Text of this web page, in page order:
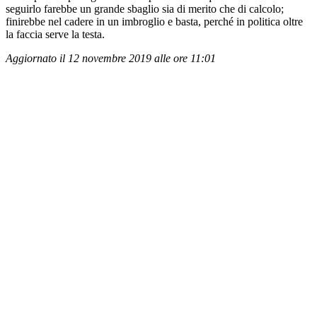
seguirlo farebbe un grande sbaglio sia di merito che di calcolo;
finirebbe nel cadere in un imbroglio e basta, perché in politica oltre
la faccia serve la testa.
Aggiornato il 12 novembre 2019 alle ore 11:01